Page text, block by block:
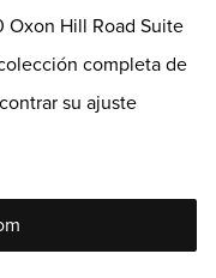
Hill Road Suite
completa de
su ajuste